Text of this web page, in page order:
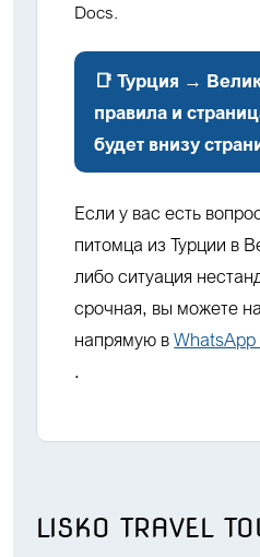
LISKO TRAVEL
Docs.
📑 Турция →
правила и
будет внизу
Если у вас есть
питомца из Турции в
либо ситуация
срочная, вы можете
напрямую в
.